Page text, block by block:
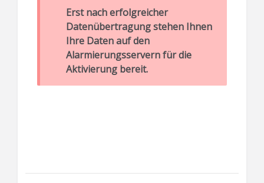
Erst nach erfolgreicher
Datenübertragung stehen Ihnen
Ihre Daten auf den
Alarmierungsservern für die
Aktivierung bereit.